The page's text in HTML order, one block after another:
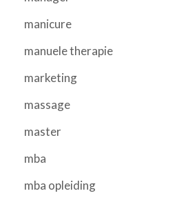
manicure
manuele therapie
marketing
massage
master
mba
mba opleiding